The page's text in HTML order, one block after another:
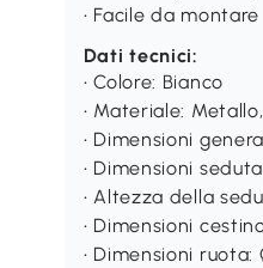
• Facile da montare
Dati tecnici:
• Colore: Bianco
• Materiale:
• Dimensioni
• Dimensioni
• Altezza della
• Dimensioni
• Dimensioni